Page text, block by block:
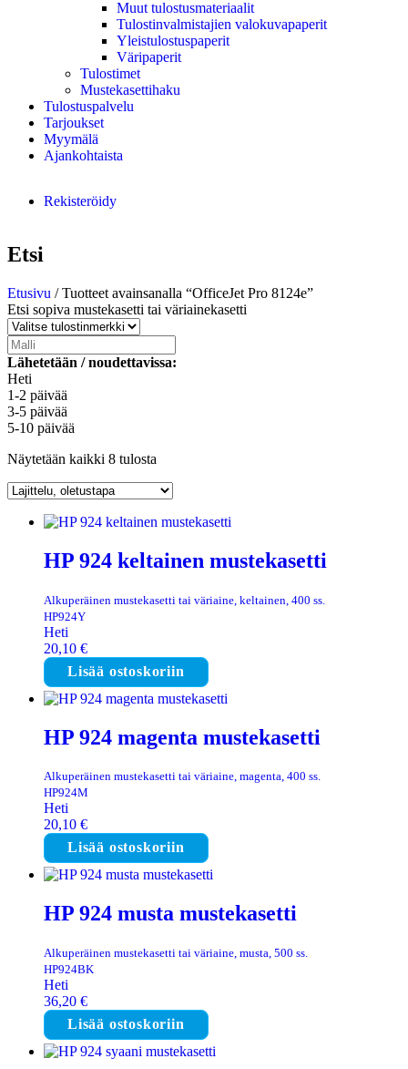
Muut tulostusmateriaalit
Tulostinvalmistajien valokuvapaperit
Yleistulostuspaperit
Väripaperit
Tulostimet
Mustekasettihaku
Tulostuspalvelu
Tarjoukset
Myymälä
Ajankohtaista
Rekisteröidy
Etsi
Etusivu / Tuotteet avainsanalla “OfficeJet Pro 8124e”
Etsi sopiva mustekasetti tai väriainekasetti
Lähetetään / noudettavissa:
Heti
1-2 päivää
3-5 päivää
5-10 päivää
Näytetään kaikki 8 tulosta
HP 924 keltainen mustekasetti
Alkuperäinen mustekasetti tai väriaine, keltainen, 400 ss.
HP924Y
Heti
20,10 €
Lisää ostoskoriin
HP 924 magenta mustekasetti
Alkuperäinen mustekasetti tai väriaine, magenta, 400 ss.
HP924M
Heti
20,10 €
Lisää ostoskoriin
HP 924 musta mustekasetti
Alkuperäinen mustekasetti tai väriaine, musta, 500 ss.
HP924BK
Heti
36,20 €
Lisää ostoskoriin